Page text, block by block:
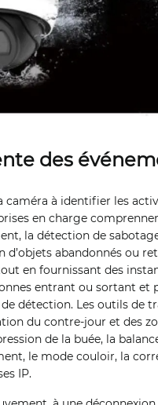
des
à identifier les
en charge
la détection de
abandonnés ou
en fournissant des
entrant ou sortant et
détection. Les outils de
du contre-jour et des
de la buée, la
le mode couloir, la
IP.